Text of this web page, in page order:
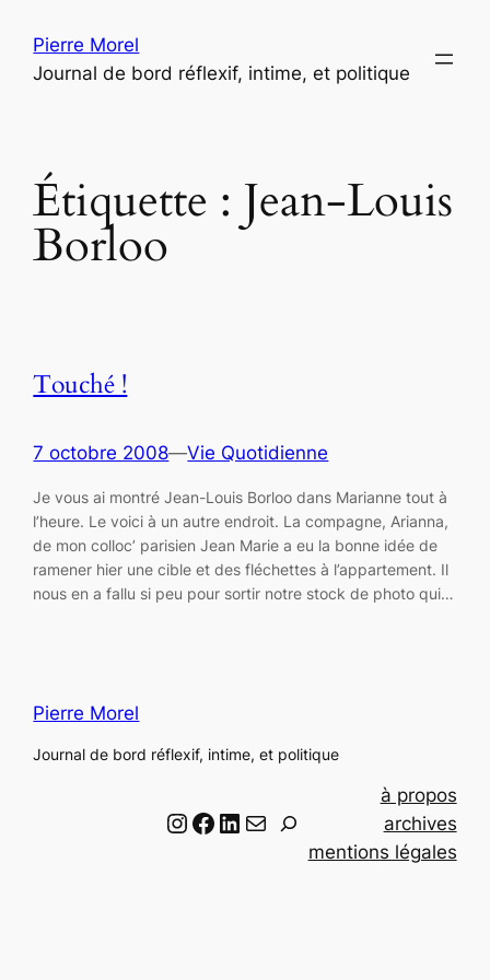
contenu
Pierre Morel
Journal de bord réflexif, intime, et politique
Étiquette : Jean-Louis
Borloo
Touché !
7 octobre 2008—Vie Quotidienne
Je vous ai montré Jean-Louis Borloo dans Marianne tout à
l’heure. Le voici à un autre endroit. La compagne, Arianna,
de mon colloc’ parisien Jean Marie a eu la bonne idée de
ramener hier une cible et des fléchettes à l’appartement. Il
nous en a fallu si peu pour sortir notre stock de photo qui…
Pierre Morel
Journal de bord réflexif, intime, et politique
Instagram Facebook LinkedIn Email
à propos
archives
mentions légales